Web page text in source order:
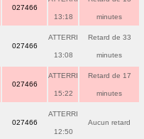
027466
13:18 minutes
027466
ATTERRI
13:08
Retard de 33
minutes
027466
ATTERRI
15:22
Retard de 17
minutes
027466
ATTERRI
12:50
Aucun retard